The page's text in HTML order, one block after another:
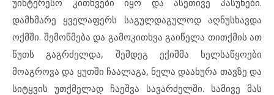
დამხმარე ყველაფერს საგულდაგულოდ აღნუსხავდა
ოქმში. შემოწმება და გამოკითხვა გაიწელა თითქმის ათ
წუთს გაგრძელდა, შემდეგ ექიმმა ხელსაწყოები
მოაგროვა და ყუთში ჩაალაგა, ნელა დაახურა თავზე და
სიტყვის უთქმელად ჩაეშვა სავარძელში. სამივე მას